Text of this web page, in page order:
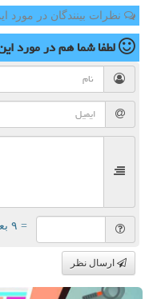
نظرات بینندگان در مورد
لطفا شما همدر مورد
= ۹ بعلاوه ۴
ارسال نظر